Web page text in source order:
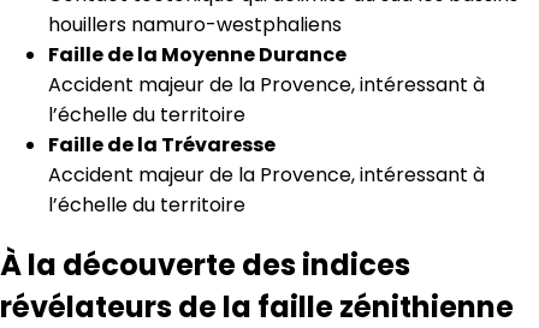
houillers namuro-westphaliens
Faille de la Moyenne Durance
Accident majeur de la Provence, intéressant à
l’échelle du territoire
Faille de la Trévaresse
Accident majeur de la Provence, intéressant à
l’échelle du territoire
À la découverte des indices
révélateurs de la faille zénithienne